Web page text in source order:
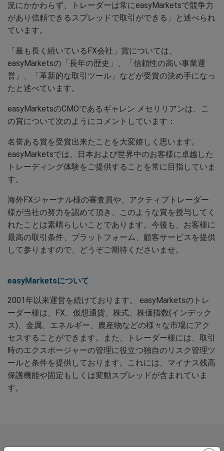
況にかかわらず、トレーダーは常にeasyMarketsで競争力
があり信頼できるスプレッドで取引ができる」と述べられ
ています。
「最も長く続いているFX会社」賞については、
easyMarketsの「長年の歴史」、「信頼性の高い事業運
営」、「革新的な取引ツール」などが受賞の決め手になっ
たと述べています。
easyMarketsのCMOであるギャレン メセリリアンは、こ
の賞について次のようにコメントしています：
名誉ある賞を受賞出来たことを大変嬉しく思います。
easyMarketsでは、日本および世界中のお客様に卓越した
トレーディング体験をご提供することを常に目指していま
す。
海外FXジャーナル様の審査員や、アクティブトレーダー
様が当社の努力を認めて頂き、このような賞を授与してく
れたことは素晴らしいことであります。今後も、お客様に
最高の取引条件、プラットフォーム、顧客サービスを提供
して参りますので、どうぞご期待くださいませ。
easyMarketsについて
2001年以来運営を続けております。 easyMarketsのトレ
ーダー様は、FX、仮想通貨、株式、株価指数(インデック
ス)、金属、エネルギー、農産物などの様々な市場にアク
セスすることができます。また、トレーダー様には、取引
時のエクスポージャーの管理に役立つ独自のリスク管理ツ
ールと条件を提供しております。これには、マイナス残高
保護機能や固定もしくは変動スプレッドが含まれていま
す。